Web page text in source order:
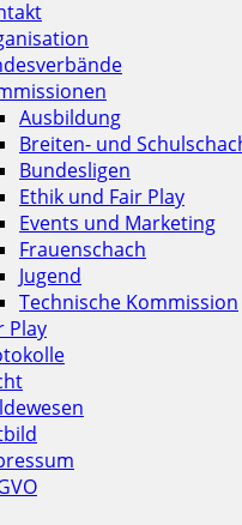
Ausbildung
Breiten- und
Bundesligen
Ethik und Fair Play
Events und Marketing
Frauenschach
Jugend
Technische Kommission
Play